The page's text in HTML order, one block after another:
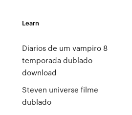
Learn
Diarios de um vampiro 8
temporada dublado
download
Steven universe filme
dublado